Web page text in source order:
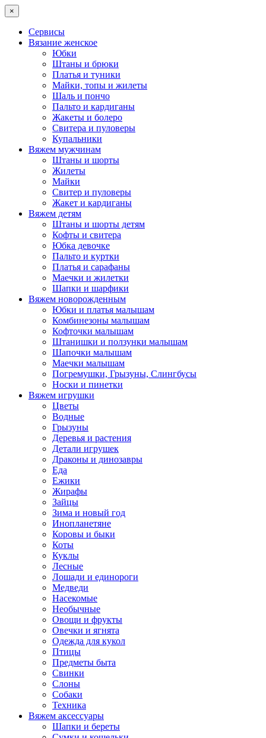
×
Сервисы
Вязание женское
Юбки
Штаны и брюки
Платья и туники
Майки, топы и жилеты
Шаль и пончо
Пальто и кардиганы
Жакеты и болеро
Свитера и пуловеры
Купальники
Вяжем мужчинам
Штаны и шорты
Жилеты
Майки
Свитер и пуловеры
Жакет и кардиганы
Вяжем детям
Штаны и шорты детям
Кофты и свитера
Юбка девочке
Пальто и куртки
Платья и сарафаны
Маечки и жилетки
Шапки и шарфики
Вяжем новорожденным
Юбки и платья малышам
Комбинезоны малышам
Кофточки малышам
Штанишки и ползунки малышам
Шапочки малышам
Маечки малышам
Погремушки, Грызуны, Слингбусы
Носки и пинетки
Вяжем игрушки
Цветы
Водные
Грызуны
Деревья и растения
Детали игрушек
Драконы и динозавры
Еда
Ежики
Жирафы
Зайцы
Зима и новый год
Инопланетяне
Коровы и быки
Коты
Куклы
Лесные
Лошади и единороги
Медведи
Насекомые
Необычные
Овощи и фрукты
Овечки и ягнята
Одежда для кукол
Птицы
Предметы быта
Свинки
Слоны
Собаки
Техника
Вяжем аксессуары
Шапки и береты